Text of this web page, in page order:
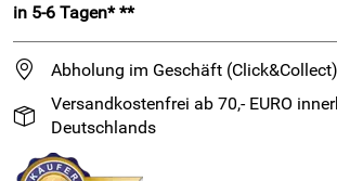
in 5-6 Tagen* **
Abholung im Geschäft (Click&Collect)
Versandkostenfrei ab 70,- EURO
Deutschlands